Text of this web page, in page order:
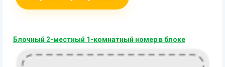
Блочный 2-местный 1-комнатный номер в блоке